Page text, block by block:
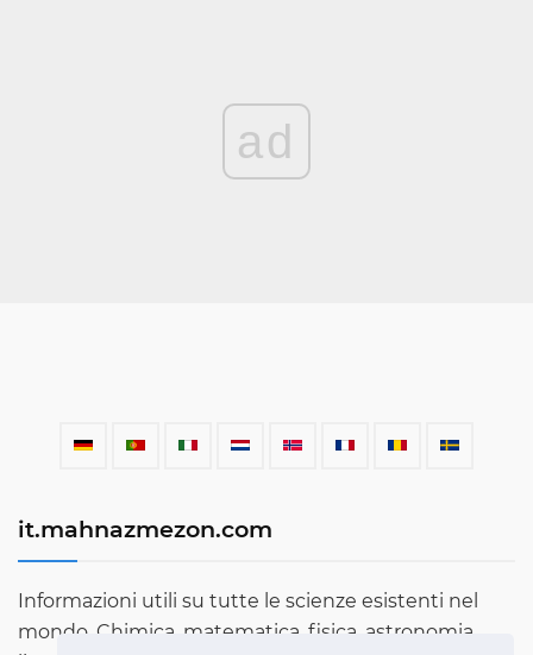
ad
it.mahnazmezon.com
Informazioni utili su tutte le scienze esistenti nel
mondo. Chimica, matematica, fisica, astronomia,